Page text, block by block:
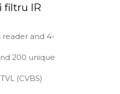
filtru IR
reader and 4-
200 unique
(CVBS)